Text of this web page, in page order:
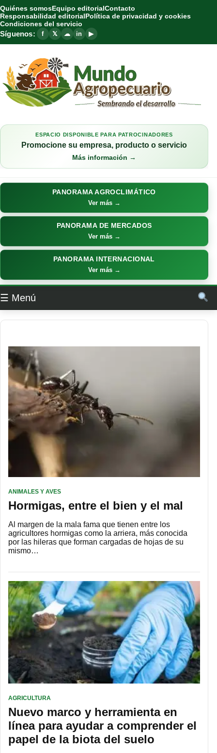
Quiénes somosEquipo editorialContacto
Responsabilidad editorialPolítica de privacidad y cookies
Condiciones del servicio
Síguenos: f 𝕏 ☁ in ▶
ESPACIO DISPONIBLE PARA PATROCINADORES
Promocione su empresa, producto o servicio
Más información →
PANORAMA AGROCLIMÁTICO
Ver más →
PANORAMA DE MERCADOS
Ver más →
PANORAMA INTERNACIONAL
Ver más →
☰ Menú
ANIMALES Y AVES
Hormigas, entre el bien y el mal
Al margen de la mala fama que tienen entre los
agricultores hormigas como la arriera, más conocida
por las hileras que forman cargadas de hojas de su
mismo…
AGRICULTURA
Nuevo marco y herramienta en
línea para ayudar a comprender el
papel de la biota del suelo